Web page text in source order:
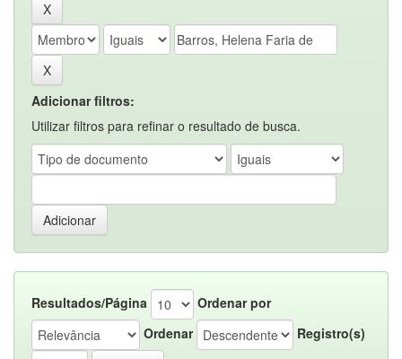
Adicionar filtros:
Utilizar filtros para refinar o resultado de busca.
Resultados/Página
Ordenar por
Ordenar
Registro(s)